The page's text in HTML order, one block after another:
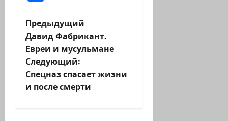
Н
а
в
и
Предыдущий
Давид Фабрикант.
Евреи и мусульмане
Следующий:
Спецназ спасает жизни
и после смерти